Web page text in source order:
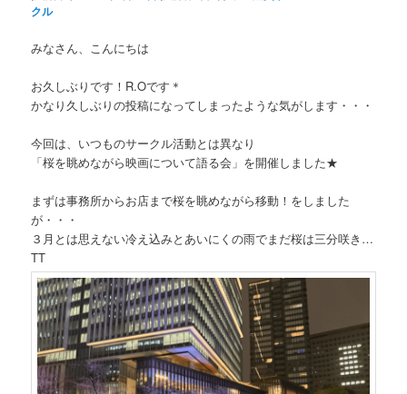
クル
みなさん、こんにちは
お久しぶりです！R.Oです＊
かなり久しぶりの投稿になってしまったような気がします・・・
今回は、いつものサークル活動とは異なり
「桜を眺めながら映画について語る会」を開催しました★
まずは事務所からお店まで桜を眺めながら移動！をしました
が・・・
３月とは思えない冷え込みとあいにくの雨でまだ桜は三分咲き…
TT